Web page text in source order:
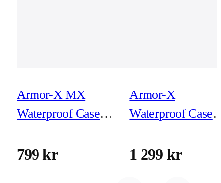
Armor-X MX
Waterproof Case
799 kr
Armor-X
Waterproof Case
(M2)
1 299 kr